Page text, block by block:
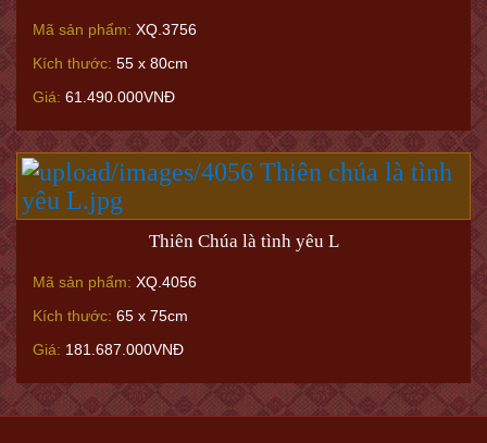
Mã sản phẩm: XQ.3756
Kích thước: 55 x 80cm
Giá: 61.490.000VNĐ
Thiên Chúa là tình yêu L
Mã sản phẩm: XQ.4056
Kích thước: 65 x 75cm
Giá: 181.687.000VNĐ